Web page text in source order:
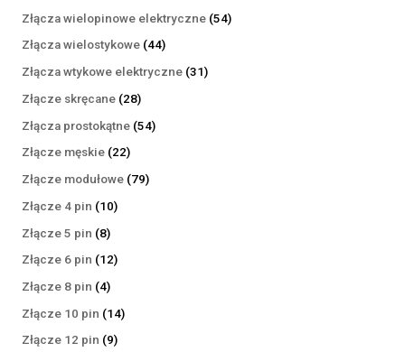
produktów
Złącza wielopinowe elektryczne 5454
Złącza wielostykowe 4444
produkty
Złącza wtykowe elektryczne 3131
Złącze skręcane 2828
produktów
Złącza prostokątne 5454
Złącze męskie 2222
produkty
Złącze modułowe 7979
Złącze 4 pin 1010
Złącze 5 pin 88
produktów
Złącze 6 pin 1212
Złącze 8 pin 44
produkty
Złącze 10 pin 1414
Złącze 12 pin 99